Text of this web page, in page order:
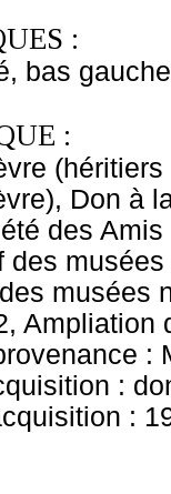
:
bas
:
Don à
des
des
musées
Ampliation
:
:
: